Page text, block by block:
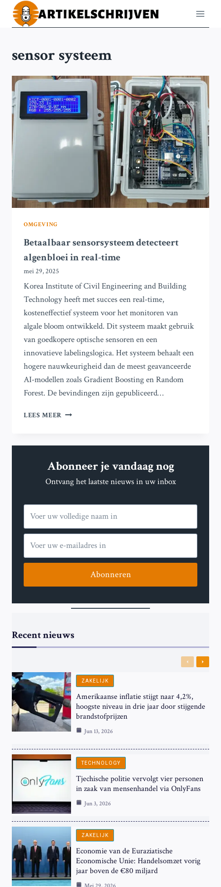
Doorgaan
naar
sensor systeem
OMGEVING
Betaalbaar sensorsysteem detecteert
algenbloei in real-time
mei 29, 2025
Korea Institute of Civil Engineering and Building
Technology heeft met succes een real-time,
kosteneffectief systeem voor het monitoren van
algale bloom ontwikkeld. Dit systeem maakt gebruik
van goedkopere optische sensoren en een
innovatieve labelingslogica. Het systeem behaalt een
hogere nauwkeurigheid dan de meest geavanceerde
AI-modellen zoals Gradient Boosting en Random
Forest. De bevindingen zijn gepubliceerd…
LEES MEER BETAALBAAR
ALGENBLOEI
REAL-
Abonneer je vandaag nog
Ontvang het laatste nieuws in uw inbox
Abonneren
Recent nieuws
Previous
Next
ZAKELIJK
Amerikaanse inflatie stijgt naar 4,2%,
hoogste niveau in drie jaar door stijgende
brandstofprijzen
Jun 13, 2026
TECHNOLOGY
Tjechische politie vervolgt vier personen
in zaak van mensenhandel via OnlyFans
Jun 3, 2026
ZAKELIJK
Economie van de Euraziatische
Economische Unie: Handelsomzet vorig
jaar boven de €80 miljard